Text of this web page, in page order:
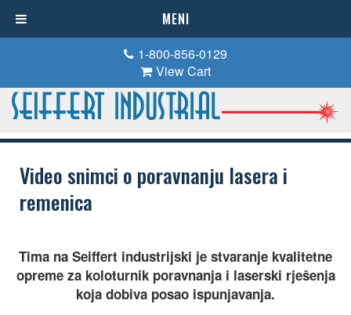
1-800-856-0129
View Cart
Video snimci o poravnanju lasera i
remenica
Tima na Seiffert industrijski je stvaranje kvalitetne
opreme za koloturnik poravnanja i laserski rješenja
koja dobiva posao ispunjavanja.
MENI